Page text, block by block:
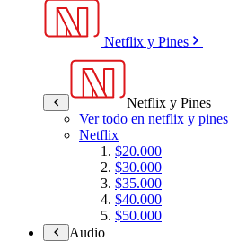
Netflix y Pines
Netflix y Pines
Ver todo en netflix y pines
Netflix
$20.000
$30.000
$35.000
$40.000
$50.000
Audio